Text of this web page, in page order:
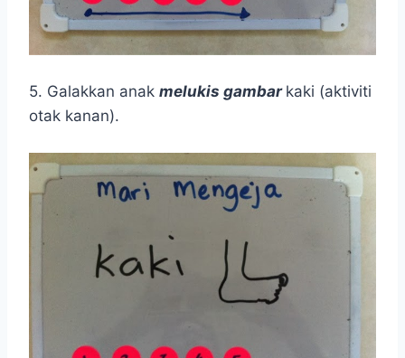
5. Galakkan anak melukis gambar kaki (aktiviti
otak kanan).